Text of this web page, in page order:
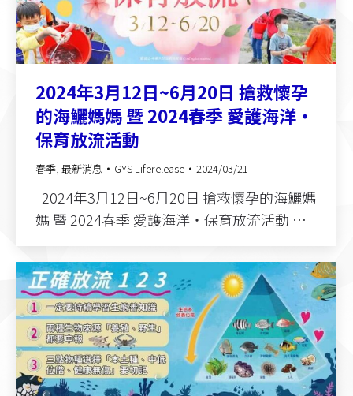
2024年3月12日~6月20日 搶救懷孕
的海鱺媽媽 暨 2024春季 愛護海洋‧
保育放流活動
春季, 最新消息 GYS Liferelease 2024/03/21
2024年3月12日~6月20日 搶救懷孕的海鱺媽
媽 暨 2024春季 愛護海洋‧保育放流活動 …